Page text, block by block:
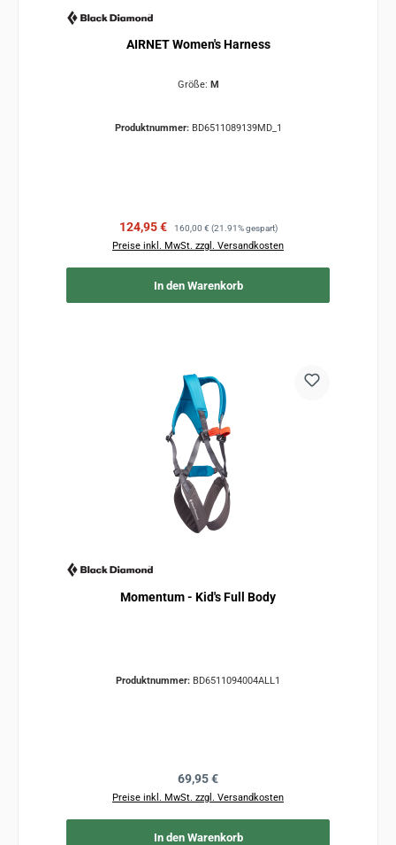
AIRNET Women's Harness
Größe: M
Produktnummer: BD6511089139MD_1
Verkaufspreis:
124,95 € Regulärer Preis:
160,00 € (21.91% gespart)
Preise inkl. MwSt. zzgl. Versandkosten
In den Warenkorb
Momentum - Kid's Full Body
Produktnummer: BD6511094004ALL1
Regulärer Preis:
69,95 €
Preise inkl. MwSt. zzgl. Versandkosten
In den Warenkorb